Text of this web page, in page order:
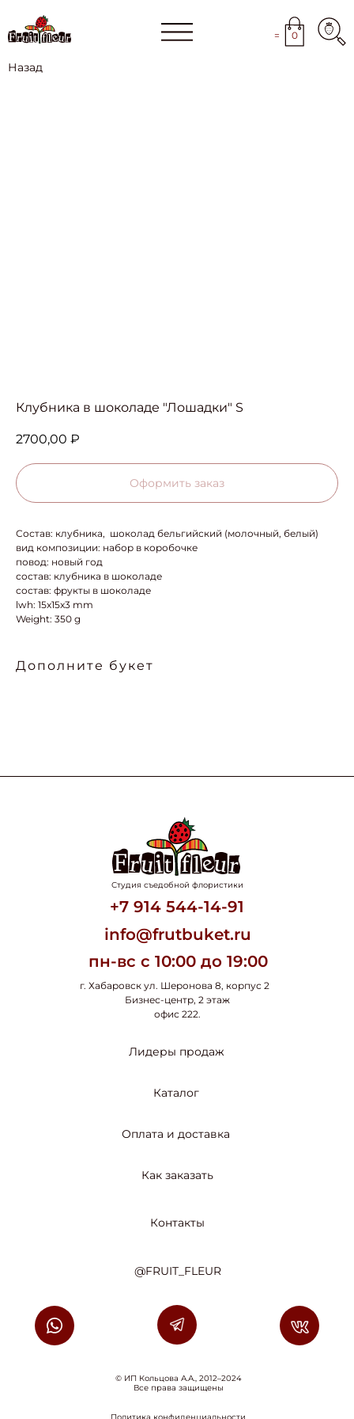
Назад
0
=
Клубника в шоколаде "Лошадки" S
2700,00 ₽
Оформить заказ
Состав: клубника, шоколад бельгийский (молочный, белый)
вид композиции: набор в коробочке
повод: новый год
состав: клубника в шоколаде
состав: фрукты в шоколаде
lwh: 15x15x3 mm
Weight: 350 g
Дополните букет
Студия съедобной флористики
© ИП Кольцова А.А., 2012–2024
Все права защищены
+7 914 544-14-91
info@frutbuket.ru
пн-вс с 10:00 до 19:00
г. Хабаровск ул. Шеронова 8, корпус 2
Бизнес-центр, 2 этаж
офис 222.
Лидеры продаж
Каталог
Оплата и доставка
Как заказать
@FRUIT_FLEUR
Контакты